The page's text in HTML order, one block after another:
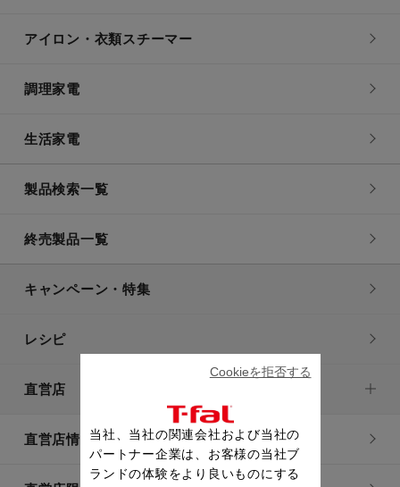
アイロン・衣類スチーマー
調理家電
生活家電
製品検索一覧
終売製品一覧
キャンペーン・特集
レシピ
直営店
直営店情報当社、当社の関連会社および当社の
パートナー企業は、お客様の当社ブ
ランドの体験をより良いものにする
Cookieを拒否する